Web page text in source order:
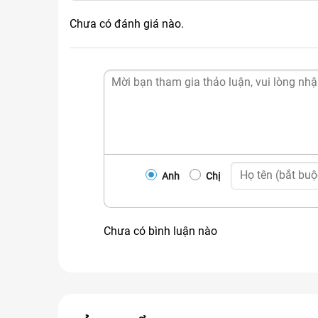
Cam kết lõi lọc chính hãng
Giá bán rẻ nhất thị trường
Miễn phí công thay tại Hà Nội
Giao hàng trên toàn quốc
Với nhiều năm kinh nghiệm trong lĩnh vực máy
khách hàng. Hãy lựa chọn chúng tôi vì sự UY TÍN
Chưa có đánh giá nào.
Anh Chị
Chưa có bình luận nào